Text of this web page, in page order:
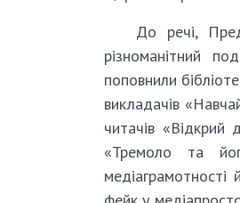
До речі,
різноманітний
поповнили
викладачів
читачів
«Тремоло та